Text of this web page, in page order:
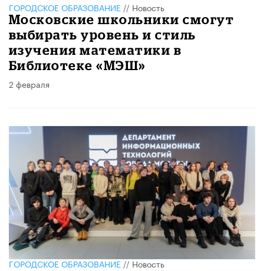
ГОРОДСКОЕ ОБРАЗОВАНИЕ // Новость
Московские школьники смогут
выбирать уровень и стиль
изучения математики в
Библиотеке «МЭШ»
2 февраля
ГОРОДСКОЕ ОБРАЗОВАНИЕ//Новость